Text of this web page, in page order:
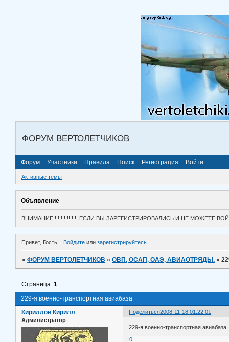
ФОРУМ ВЕРТОЛЕТЧИКОВ
Форум Участники Правила Поиск Регистрация Войти
Активные темы
Объявление
ВНИМАНИЕ!!!!!!!!!!!!!!!! ЕСЛИ ВЫ ЗАРЕГИСТРИРОВАЛИСЬ И НЕ МОЖЕТЕ
Привет, Гость! Войдитеили зарегистрируйтесь.
»ФОРУМ ВЕРТОЛЕТЧИКОВ »ОВП, ОСАП, ОАЭ, АВИАОТРЯДЫ. »
229-я военно-транспортная авиабаза
Страница:1
Поделиться2008-11-18 01:22:01
Кириллов Кирилл
Администратор
229-я военно-транспортная авиабаза
0